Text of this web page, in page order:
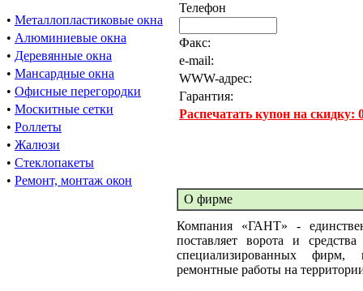
• Металлопластиковые окна
• Алюминиевые окна
• Деревянные окна
• Мансардные окна
• Офисные перегородки
• Москитные сетки
• Роллеты
• Жалюзи
• Стеклопакеты
• Ремонт, монтаж окон
Телефон
Факс:
e-mail:
WWW-адрес:
Гарантия:
Распечатать купон на скидку:
О фирме
Компания «ГАНТ» -
поставляет ворота и
специализированных
ремонтные работы на